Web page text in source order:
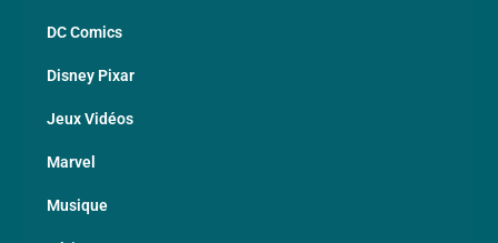
DC Comics
Disney Pixar
Jeux Vidéos
Marvel
Musique